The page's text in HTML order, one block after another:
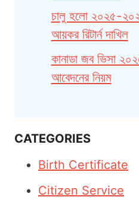
চালু হলো ২০২৫-
আয়কর রিটার্ন দাখিল
কানাডা জব ভিসা
আবেদনের নিয়ম
CATEGORIES
Birth Certificate
Citizen Service